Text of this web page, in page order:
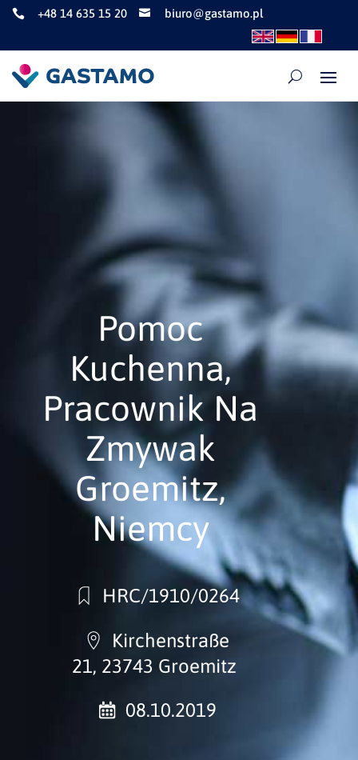
 +48 14 635 15 20  biuro@gastamo.pl
Pomoc
Kuchenna,
Pracownik Na
Zmywak
Groemitz,
Niemcy
HRC/1910/0264
Kirchenstraße
21, 23743 Groemitz
08.10.2019